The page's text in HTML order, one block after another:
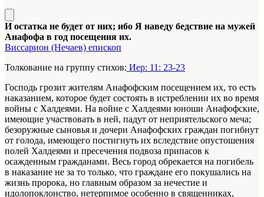
И остатка не будет от них; ибо Я наведу бедствие на мужей
Анафофа в год посещения их.
Виссарион (Нечаев) епископ
Толкование на группу стихов: Иер: 11: 23-23
Господь грозит жителям Анафофским посещением их, то есть
наказанием, которое будет состоять в истреблении их во время
войны с Халдеями. На войне с Халдеями юноши Анафофские,
имеющие участвовать в ней, падут от неприятельского меча;
безоружные сыновья и дочери Анафофских граждан погибнут
от голода, имеющего постигнуть их вследствие опустошения
полей Халдеями и пресечения подвоза припасов к
осажденным гражданами. Весь город обрекается на погибель
в наказание не за то только, что граждане его покушались на
жизнь пророка, но главным образом за нечестие и
идолопоклонство, нетерпимое особенно в священниках,